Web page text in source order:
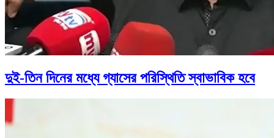
দুই-তিন দিনের মধ্যে গ্যাসের পরিস্থিতি স্বাভাবিক হবে